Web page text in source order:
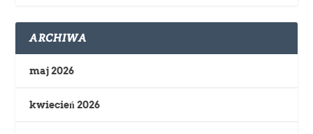
ARCHIWA
maj 2026
kwiecień 2026